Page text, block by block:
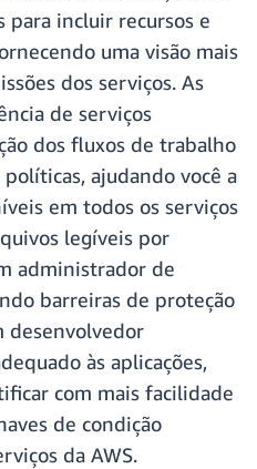
para incluir recursos e
uma visão mais
dos serviços. As
de serviços
dos fluxos de trabalho
ajudando você a
em todos os serviços
legíveis por
administrador de
barreiras de proteção
desenvolvedor
às aplicações,
com mais facilidade
de condição
da AWS.